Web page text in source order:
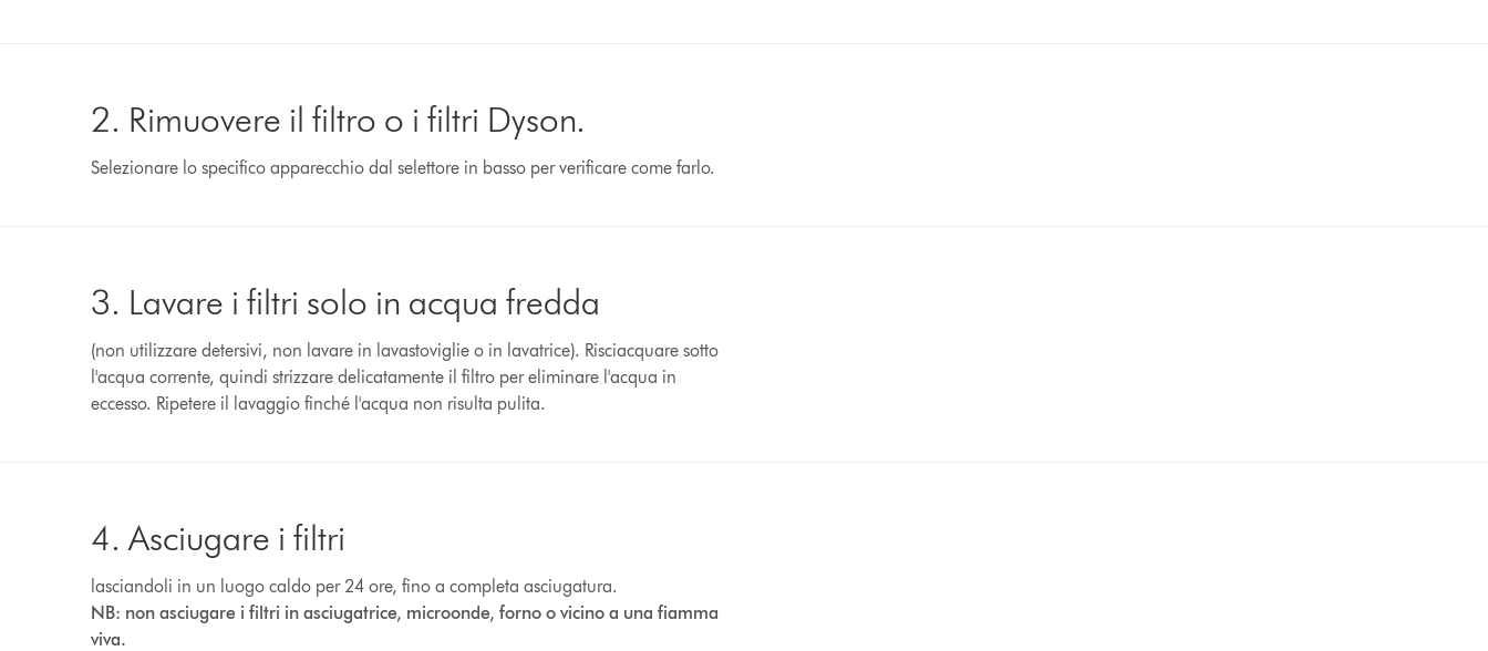
2. Rimuovere il filtro o i filtri Dyson.
Selezionare lo specifico apparecchio dal selettore in basso per verificare come farlo.
3. Lavare i filtri solo in acqua fredda
(non utilizzare detersivi, non lavare in lavastoviglie o in lavatrice). Risciacquare sotto
l'acqua corrente, quindi strizzare delicatamente il filtro per eliminare l'acqua in
eccesso. Ripetere il lavaggio finché l'acqua non risulta pulita.
4. Asciugare i filtri
lasciandoli in un luogo caldo per 24 ore, fino a completa asciugatura.
NB: non asciugare i filtri in asciugatrice, microonde, forno o vicino a una fiamma
viva.